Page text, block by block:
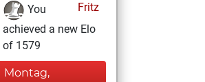
Fritz
You
achieved a new Elo
of 1579
Montag,